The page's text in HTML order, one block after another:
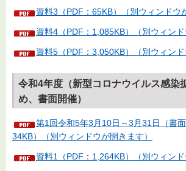
資料3（PDF：65KB）（別ウィンドウ
資料4（PDF：1,085KB）（別ウィンド
資料5（PDF：3,050KB）（別ウィンド
令和4年度（新型コロナウイルス感染
め、書面開催）
第1回令和5年3月10日～3月31日（書面
34KB）（別ウィンドウが開きます）
資料1（PDF：1,264KB）（別ウィンド